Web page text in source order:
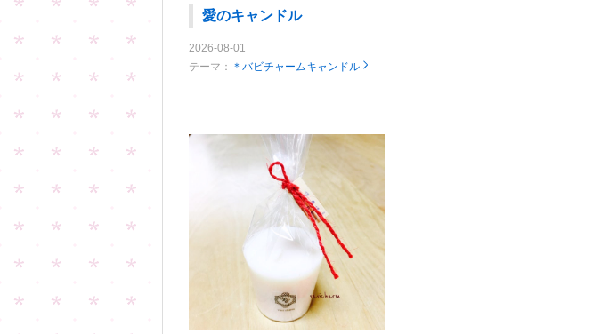
愛のキャンドル
2026-08-01
テーマ： ＊バビチャームキャンドル